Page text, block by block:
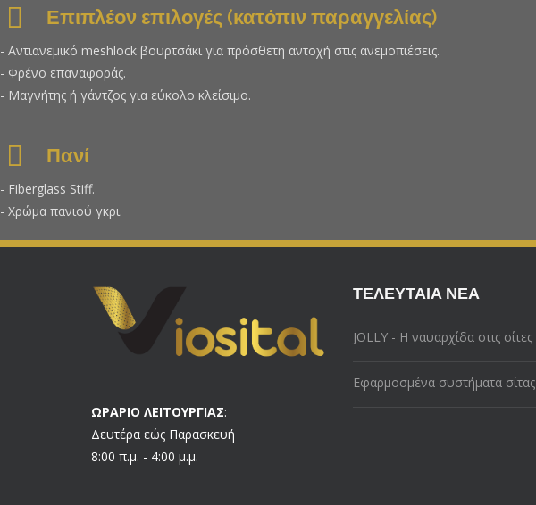
Επιπλέον επιλογές (κατόπιν παραγγελίας)
- Αντιανεμικό meshlock βουρτσάκι για πρόσθετη αντοχή στις ανεμοπιέσεις.
- Φρένο επαναφοράς.
- Μαγνήτης ή γάντζος για εύκολο κλείσιμο.
Πανί
- Fiberglass Stiff.
- Χρώμα πανιού γκρι.
ΩΡΑΡΙΟ ΛΕΙΤΟΥΡΓΙΑΣ:
Δευτέρα εώς Παρασκευή
8:00 π.μ. - 4:00 μ.μ.
ΤΕΛΕΥΤΑΊΑ ΝΈΑ
JOLLY - Η ναυαρχίδα στις σίτες
Εφαρμοσμένα συστήματα σίτας